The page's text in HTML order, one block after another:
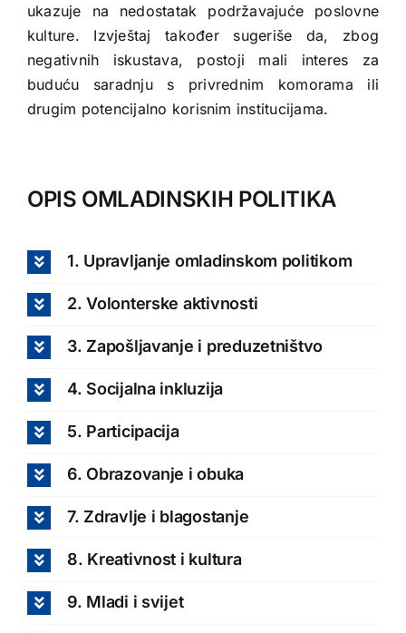
ukazuje na nedostatak podržavajuće poslovne
kulture. Izvještaj također sugeriše da, zbog
negativnih iskustava, postoji mali interes za
buduću saradnju s privrednim komorama ili
drugim potencijalno korisnim institucijama.
OPIS OMLADINSKIH POLITIKA
1. Upravljanje omladinskom politikom
2. Volonterske aktivnosti
3. Zapošljavanje i preduzetništvo
4. Socijalna inkluzija
5. Participacija
6. Obrazovanje i obuka
7. Zdravlje i blagostanje
8. Kreativnost i kultura
9. Mladi i svijet